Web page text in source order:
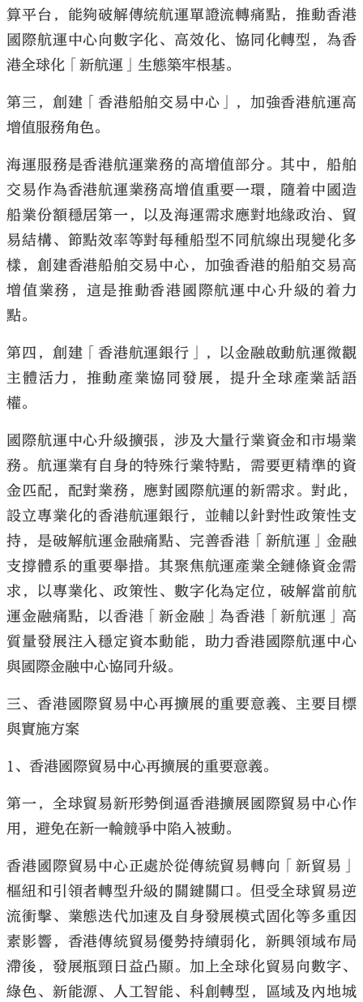
算平台，能夠破解傳統航運單證流轉痛點，推動香港
國際航運中心向數字化、高效化、協同化轉型，為香
港全球化「新航運」生態築牢根基。
第三，創建「香港船舶交易中心」，加強香港航運高
增值服務角色。
海運服務是香港航運業務的高增值部分。其中，船舶
交易作為香港航運業務高增值重要一環，隨着中國造
船業份額穩居第一，以及海運需求應對地緣政治、貿
易結構、節點效率等對每種船型不同航線出現變化多
樣，創建香港船舶交易中心，加強香港的船舶交易高
增值業務，這是推動香港國際航運中心升級的着力
點。
第四，創建「香港航運銀行」，以金融啟動航運微觀
主體活力，推動產業協同發展，提升全球產業話語
權。
國際航運中心升級擴張，涉及大量行業資金和市場業
務。航運業有自身的特殊行業特點，需要更精準的資
金匹配，配對業務，應對國際航運的新需求。對此，
設立專業化的香港航運銀行，並輔以針對性政策性支
持，是破解航運金融痛點、完善香港「新航運」金融
支撐體系的重要舉措。其聚焦航運產業全鏈條資金需
求，以專業化、政策性、數字化為定位，破解當前航
運金融痛點，以香港「新金融」為香港「新航運」高
質量發展注入穩定資本動能，助力香港國際航運中心
與國際金融中心協同升級。
三、香港國際貿易中心再擴展的重要意義、主要目標
與實施方案
1、香港國際貿易中心再擴展的重要意義。
第一，全球貿易新形勢倒逼香港擴展國際貿易中心作
用，避免在新一輪競爭中陷入被動。
香港國際貿易中心正處於從傳統貿易轉向「新貿易」
樞紐和引領者轉型升級的關鍵關口。但受全球貿易逆
流衝擊、業態迭代加速及自身發展模式固化等多重因
素影響，香港傳統貿易優勢持續弱化，新興領域布局
滯後，發展瓶頸日益凸顯。加上全球化貿易向數字、
綠色、新能源、人工智能、科創轉型，區域及內地城